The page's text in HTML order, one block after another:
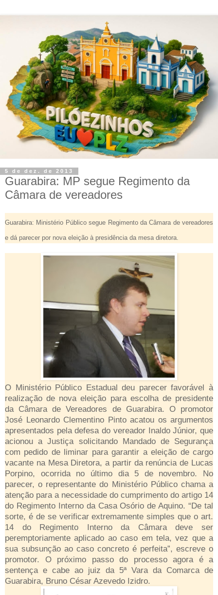
5 de dez. de 2013
Guarabira: MP segue Regimento da
Câmara de vereadores
Guarabira: Ministério Público segue Regimento da Câmara de vereadores
e dá parecer por nova eleição à presidência da mesa diretora.
O Ministério Público Estadual deu parecer favorável à
realização de nova eleição para escolha de presidente
da Câmara de Vereadores de Guarabira. O promotor
José Leonardo Clementino Pinto acatou os argumentos
apresentados pela defesa do vereador Inaldo Júnior, que
acionou a Justiça solicitando Mandado de Segurança
com pedido de liminar para garantir a eleição de cargo
vacante na Mesa Diretora, a partir da renúncia de Lucas
Porpino, ocorrida no último dia 5 de novembro. No
parecer, o representante do Ministério Público chama a
atenção para a necessidade do cumprimento do artigo 14
do Regimento Interno da Casa Osório de Aquino. “De tal
sorte, é de se verificar extremamente simples que o art.
14 do Regimento Interno da Câmara deve ser
peremptoriamente aplicado ao caso em tela, vez que a
sua subsunção ao caso concreto é perfeita”, escreve o
promotor. O próximo passo do processo agora é a
sentença e cabe ao juiz da 5ª Vara da Comarca de
Guarabira, Bruno César Azevedo Izidro.